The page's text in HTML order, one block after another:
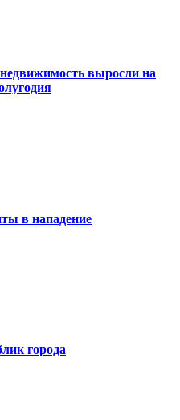
выросли на
в нападение
города